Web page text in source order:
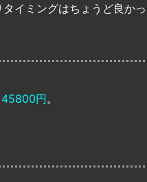
イミングはちょうど良か
45800円。